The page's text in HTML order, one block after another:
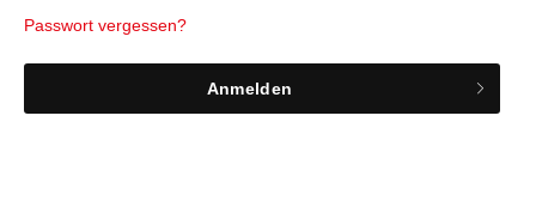
Passwort vergessen?
Anmelden